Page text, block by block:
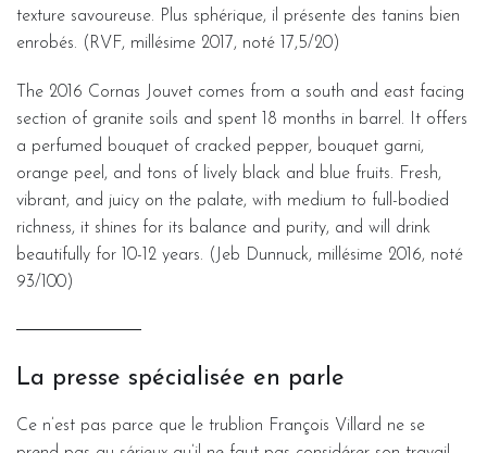
texture savoureuse. Plus sphérique, il présente des tanins bien
enrobés. (RVF, millésime 2017, noté 17,5/20)
The 2016 Cornas Jouvet comes from a south and east facing
section of granite soils and spent 18 months in barrel. It offers
a perfumed bouquet of cracked pepper, bouquet garni,
orange peel, and tons of lively black and blue fruits. Fresh,
vibrant, and juicy on the palate, with medium to full-bodied
richness, it shines for its balance and purity, and will drink
beautifully for 10-12 years. (Jeb Dunnuck, millésime 2016, noté
93/100)
La presse spécialisée en parle
Ce n’est pas parce que le trublion François Villard ne se